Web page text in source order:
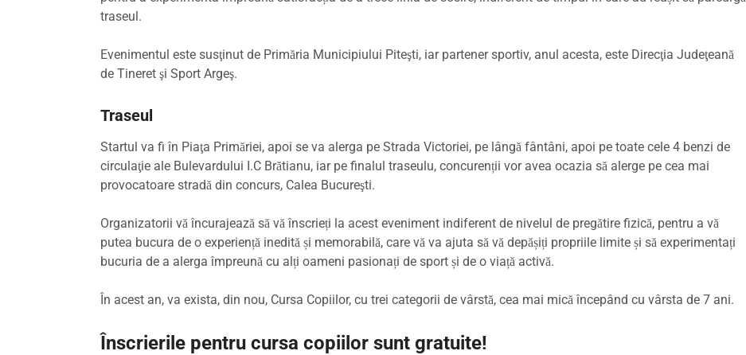
traseul.
Evenimentul este susţinut de Primăria Municipiului Piteşti, iar partener sportiv, anul acesta, este Direcţia Judeţeană
de Tineret şi Sport Argeş.
Traseul
Startul va fi în Piaţa Primăriei, apoi se va alerga pe Strada Victoriei, pe lângă fântâni, apoi pe toate cele 4 benzi de
circulaţie ale Bulevardului I.C Brătianu, iar pe finalul traseulu, concurenții vor avea ocazia să alerge pe cea mai
provocatoare stradă din concurs, Calea Bucureşti.
Organizatorii vă încurajează să vă înscrieți la acest eveniment indiferent de nivelul de pregătire fizică, pentru a vă
putea bucura de o experiență inedită și memorabilă, care vă va ajuta să vă depășiți propriile limite și să experimentați
bucuria de a alerga împreună cu alți oameni pasionați de sport și de o viață activă.
În acest an, va exista, din nou, Cursa Copiilor, cu trei categorii de vârstă, cea mai mică începând cu vârsta de 7 ani.
Înscrierile pentru cursa copiilor sunt gratuite!